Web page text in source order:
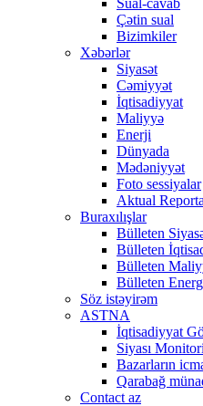
Sual-cavab
Çətin sual
Bizimkiler
Xəbərlər
Siyasət
Cəmiyyət
İqtisadiyyat
Maliyyə
Enerji
Dünyada
Mədəniyyət
Foto sessiyalar
Aktual
Buraxılışlar
Bülleten
Bülleten
Bülleten
Bülleten
Söz istəyirəm
ASTNA
İqtisadiyyat
Siyası
Bazarların
Qarabağ
Contact az